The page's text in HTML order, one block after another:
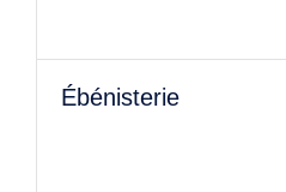
Ébénisterie